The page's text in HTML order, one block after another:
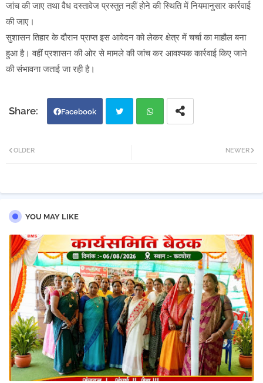
जांच की जाए तथा वैध दस्तावेज प्रस्तुत नहीं होने की स्थिति में नियमानुसार कार्रवाई
की जाए।
सुशासन तिहार के दौरान प्राप्त इस आवेदन को लेकर क्षेत्र में चर्चा का माहौल बना
हुआ है। वहीं प्रशासन की ओर से मामले की जांच कर आवश्यक कार्रवाई किए जाने
की संभावना जताई जा रही है।
Facebook
pp
NEWER
OLDER
YOU MAY LIKE